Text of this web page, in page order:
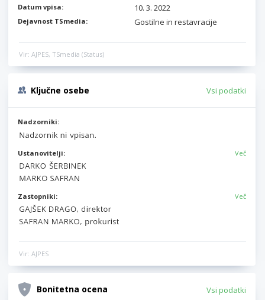
Datum vpisa: 10. 3. 2022
Dejavnost TSmedia: Gostilne in restavracije
Vir: AJPES, TSmedia (Status)
Ključne osebe Vsi podatki
Nadzorniki:
Ustanovitelji: Več
Zastopniki: Več
Vir: AJPES
Bonitetna ocena Vsi podatki